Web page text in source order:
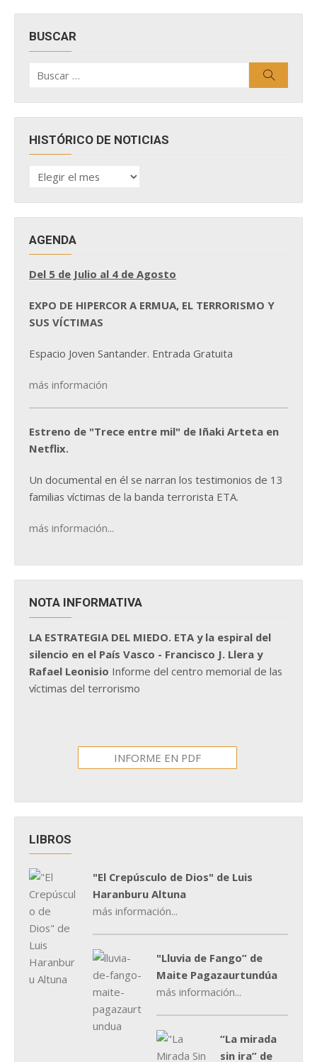
BUSCAR
por:
HISTÓRICO DE NOTICIAS
HISTÓRICO
DE
AGENDA
Del 5 de Julio al 4 de Agosto
EXPO DE HIPERCOR A ERMUA, EL TERRORISMO Y
SUS VÍCTIMAS
Espacio Joven Santander. Entrada Gratuita
más información
Estreno de "Trece entre mil" de Iñaki Arteta en
Netflix.
Un documental en él se narran los testimonios de 13
familias víctimas de la banda terrorista ETA.
más información...
NOTA INFORMATIVA
LA ESTRATEGIA DEL MIEDO. ETA y la espiral del
silencio en el País Vasco - Francisco J. Llera y
Rafael Leonisio Informe del centro memorial de las
víctimas del terrorismo
INFORME EN PDF
LIBROS
"El Crepúsculo de Dios" de Luis
Haranburu Altuna
más información...
"Lluvia de Fango” de
Maite Pagazaurtundúa
más información...
“La mirada
sin ira” de